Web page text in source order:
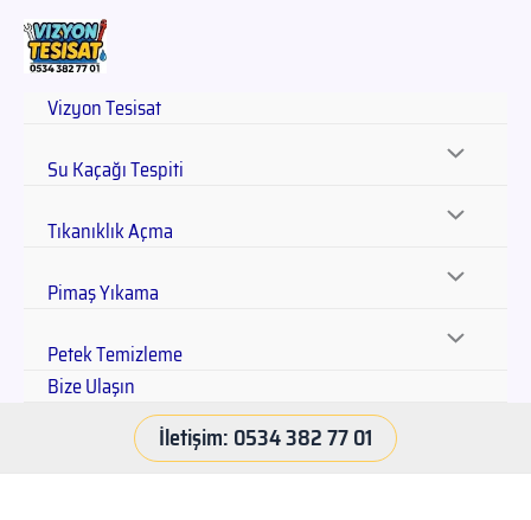
Vizyon Tesisat
Su Kaçağı Tespiti
Tıkanıklık Açma
Pimaş Yıkama
Petek Temizleme
Bize Ulaşın
İletişim: 0534 382 77 01